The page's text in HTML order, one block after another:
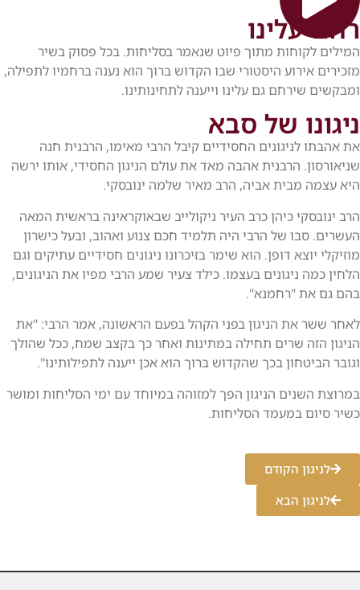
רחם עלינו
המילים לקוחות מתוך פיוט שנאמר בסליחות. בכל פסוק בשיר
מזכירים אירוע היסטורי שבו הקדוש ברוך הוא נענה ברחמיו לתפילה,
ומבקשים שירחם גם עלינו וייענה לתחינותינו.
ניגונו של סבא
את אהבתו לניגונים החסידיים קיבל הרבי מאימו, הרבנית חנה
שניאורסון. הרבנית אהבה מאד את עולם הניגון החסידי, אותו ירשה
היא עצמה מבית אביה, הרב מאיר שלמה ינובסקי.
הרב ינובסקי כיהן כרב העיר ניקולייב שבאוקראינה בראשית המאה
העשרים. סבו של הרבי היה תלמיד חכם צנוע ואהוב, ובעל כישרון
מוזיקלי יוצא דופן. הוא שימר בזיכרונו ניגונים חסידיים עתיקים וגם
הלחין כמה ניגונים בעצמו. כילד צעיר שמע הרבי מפיו את הניגונים,
בהם גם את "רחמנא".
לאחר ששר את הניגון בפני הקהל בפעם הראשונה, אמר הרבי: "את
הניגון הזה שרים תחילה במתינות ואחר כך בקצב שמח, ככל שהולך
וגובר הביטחון בכך שהקדוש ברוך הוא אכן ייענה לתפילותינו".
במרוצת השנים הניגון הפך למזוהה במיוחד עם ימי הסליחות ומושר
כשיר סיום במעמד הסליחות.
לניגון הקודם
לניגון הבא